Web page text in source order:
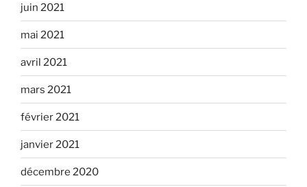
juin 2021
mai 2021
avril 2021
mars 2021
février 2021
janvier 2021
décembre 2020